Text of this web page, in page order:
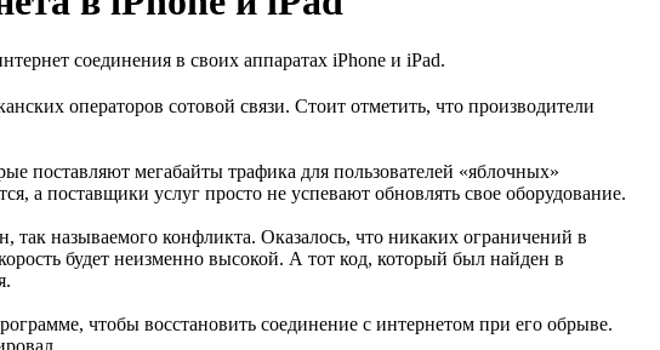
соединения в своих аппаратах iPhone и iPad.
операторов сотовой связи. Стоит отметить, что производители
поставляют мегабайты трафика для пользователей «яблочных»
а поставщики услуг просто не успевают обновлять свое оборудование.
так называемого конфликта. Оказалось, что никаких ограничений в
будет неизменно высокой. А тот код, который был найден в
чтобы восстановить соединение с интернетом при его обрыве.